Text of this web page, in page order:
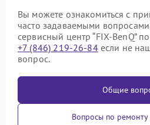
Вы можете ознакомиться с
часто задаваемыми
сервисный центр “FIX-BenQ”
+7 (846) 219-26-84если не
вопрос.
Общие
Вопросы по